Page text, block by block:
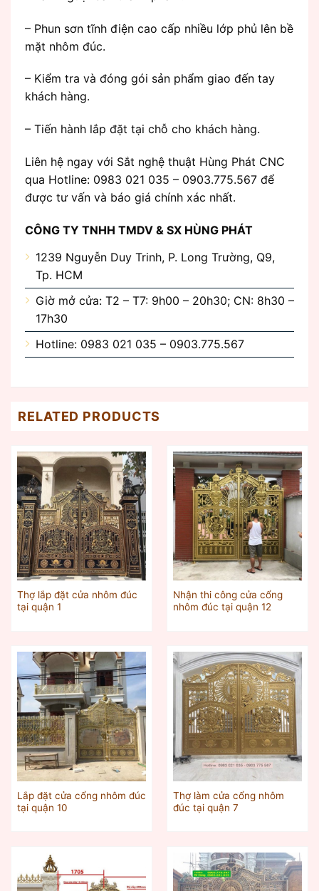
– Phun sơn tĩnh điện cao cấp nhiều lớp phủ lên bề
mặt nhôm đúc.
– Kiểm tra và đóng gói sản phẩm giao đến tay
khách hàng.
– Tiến hành lắp đặt tại chỗ cho khách hàng.
Liên hệ ngay với Sắt nghệ thuật Hùng Phát CNC
qua Hotline: 0983 021 035 – 0903.775.567 để
được tư vấn và báo giá chính xác nhất.
CÔNG TY TNHH TMDV & SX HÙNG PHÁT
1239 Nguyễn Duy Trinh, P. Long Trường, Q9,
Tp. HCM
Giờ mở cửa: T2 – T7: 9h00 – 20h30; CN: 8h30 –
17h30
Hotline: 0983 021 035 – 0903.775.567
RELATED PRODUCTS
Thợ lắp đặt cửa nhôm đúc
tại quận 1
Nhận thi công cửa cổng
nhôm đúc tại quận 12
Lắp đặt cửa cổng nhôm đúc
tại quận 10
Thợ làm cửa cổng nhôm
đúc tại quận 7